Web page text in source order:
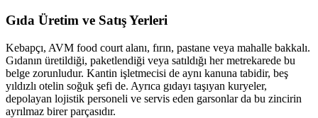
Gıda Üretim ve Satış Yerleri
Kebapçı, AVM food court alanı, fırın, pastane veya mahalle bakkalı.
Gıdanın üretildiği, paketlendiği veya satıldığı her metrekarede bu
belge zorunludur. Kantin işletmecisi de aynı kanuna tabidir, beş
yıldızlı otelin soğuk şefi de. Ayrıca gıdayı taşıyan kuryeler,
depolayan lojistik personeli ve servis eden garsonlar da bu zincirin
ayrılmaz birer parçasıdır.